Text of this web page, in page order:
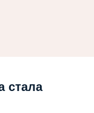
стала